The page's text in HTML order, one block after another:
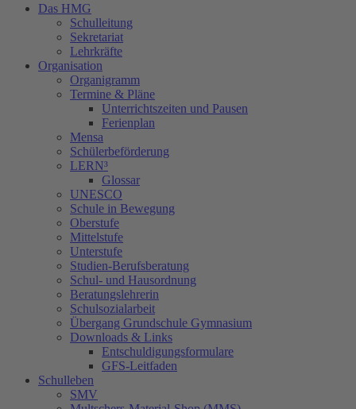
Das HMG
Schulleitung
Sekretariat
Lehrkräfte
Organisation
Organigramm
Termine & Pläne
Unterrichtszeiten und Pausen
Ferienplan
Mensa
Schülerbeförderung
LERN³
Glossar
UNESCO
Schule in Bewegung
Oberstufe
Mittelstufe
Unterstufe
Studien-Berufsberatung
Schul- und Hausordnung
Beratungslehrerin
Schulsozialarbeit
Übergang Grundschule Gymnasium
Downloads & Links
Entschuldigungsformulare
GFS-Leitfaden
Schulleben
SMV